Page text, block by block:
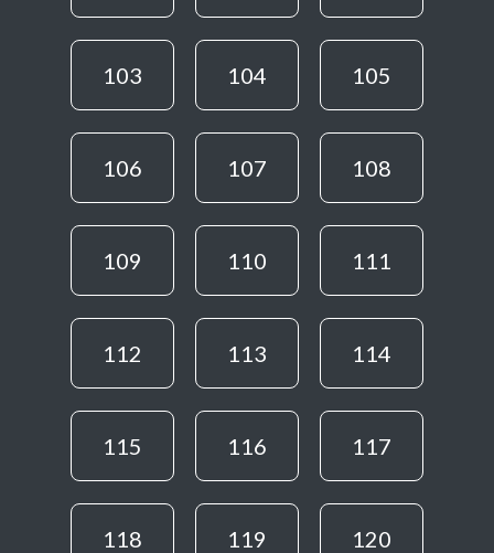
103 104 105
106 107 108
109 110 111
112 113 114
115 116 117
118 119 120